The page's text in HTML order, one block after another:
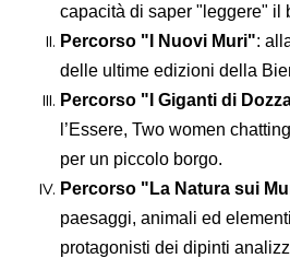
capacità di saper "leggere" il
Percorso "I Nuovi Muri": a
delle ultime edizioni della
Percorso "I Giganti di
l’Essere, Two women
per un piccolo borgo.
Percorso "La Natura sui
paesaggi, animali ed
protagonisti dei dipinti